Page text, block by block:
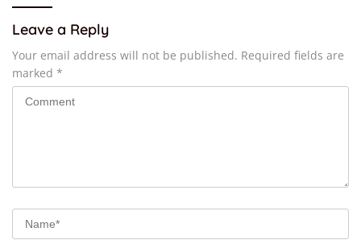
Leave a Reply
Your email address will not be published. Required fields are
marked *